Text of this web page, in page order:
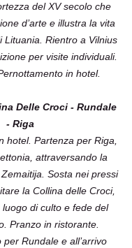
del XV secolo che
d’arte e illustra la vita
Lituania. Rientro a Vilnius
per visite individuali.
in hotel.
Delle Croci - Rundale
- Riga
hotel. Partenza per Riga,
attraversando la
Sosta nei pressi
la Collina delle Croci,
di culto e fede del
Pranzo in ristorante.
Rundale e all’arrivo